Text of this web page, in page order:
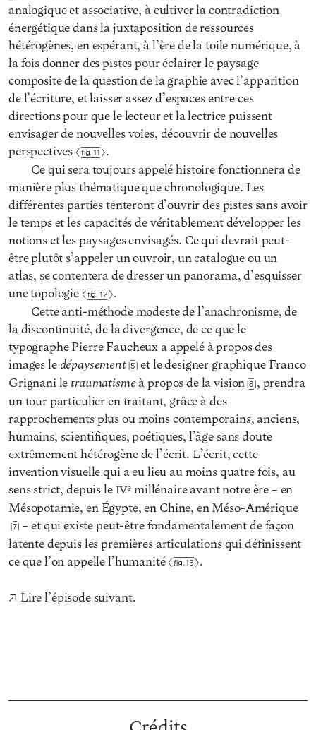
analogique et associative, à cultiver la contradiction
énergétique dans la juxtaposition de ressources
hétérogènes, en espérant, à l’ère de la toile numérique, à
la fois donner des pistes pour éclairer le paysage
composite de la question de la graphie avec l’apparition
de l’écriture, et laisser assez d’espaces entre ces
directions pour que le lecteur et la lectrice puissent
envisager de nouvelles voies, découvrir de nouvelles
perspectives
Fig. 11
.
Ce qui sera toujours appelé histoire fonctionnera de
manière plus thématique que chronologique. Les
différentes parties tenteront d’ouvrir des pistes sans avoir
le temps et les capacités de véritablement développer les
notions et les paysages envisagés. Ce qui devrait peut-
être plutôt s’appeler un ouvroir, un catalogue ou un
atlas, se contentera de dresser un panorama, d’esquisser
une topologie
Fig. 12
.
Cette anti-méthode modeste de l’anachronisme, de
la discontinuité, de la divergence, de ce que le
typographe Pierre Faucheux a appelé à propos des
images le dépaysement 5
et le designer graphique Franco
Grignani le traumatismeà propos de la vision 6 , prendra
un tour particulier en traitant, grâce à des
rapprochements plus ou moins contemporains, anciens,
humains, scientifiques, poétiques, l’âge sans doute
extrêmement hétérogène de l’écrit. L’écrit, cette
invention visuelle qui a eu lieu au moins quatre fois, au
sens strict, depuis le ive millénaire avant notre ère – en
Mésopotamie, en Égypte, en Chine, en Méso-Amérique
7
– et qui existe peut-être fondamentalement de façon
latente depuis les premières articulations qui définissent
ce que l’on appelle l’humanité
Fig. 13 .
Lire l’épisode suivant.